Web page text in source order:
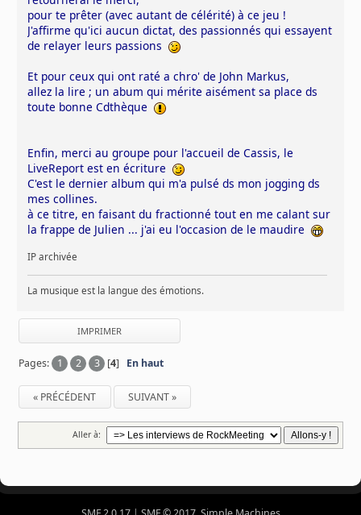
pour te prêter (avec autant de célérité) à ce jeu !
J'affirme qu'ici aucun dictat, des passionnés qui essayent
de relayer leurs passions
Et pour ceux qui ont raté a chro' de John Markus,
allez la lire ; un abum qui mérite aisément sa place ds
toute bonne Cdthèque
Enfin, merci au groupe pour l'accueil de Cassis, le
LiveReport est en écriture
C'est le dernier album qui m'a pulsé ds mon jogging ds
mes collines.
à ce titre, en faisant du fractionné tout en me calant sur
la frappe de Julien ... j'ai eu l'occasion de le maudire
IP archivée
La musique est la langue des émotions.
IMPRIMER
Pages: 1 2 3 [4] En haut
« PRÉCÉDENT SUIVANT »
Aller à: